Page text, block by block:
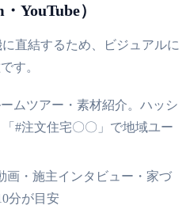
YouTube）
直結するため、ビジュアルに
す。
ームツアー・素材紹介。ハッシ
#注文住宅〇〇」で地域ユー
画・施主インタビュー・家づ
分が目安